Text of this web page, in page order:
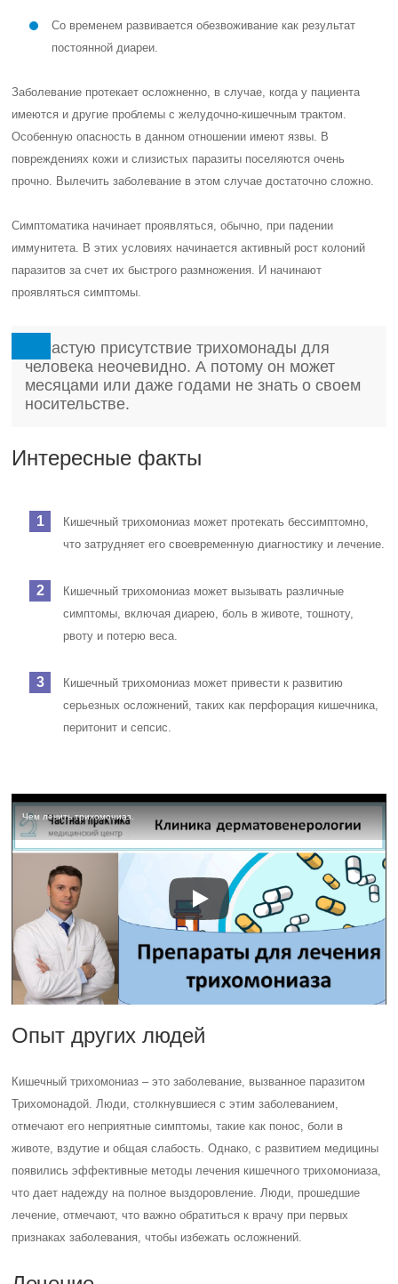
Со временем развивается обезвоживание как результат
постоянной диареи.
Заболевание протекает осложненно, в случае, когда у пациента
имеются и другие проблемы с желудочно-кишечным трактом.
Особенную опасность в данном отношении имеют язвы. В
повреждениях кожи и слизистых паразиты поселяются очень
прочно. Вылечить заболевание в этом случае достаточно сложно.
Симптоматика начинает проявляться, обычно, при падении
иммунитета. В этих условиях начинается активный рост колоний
паразитов за счет их быстрого размножения. И начинают
проявляться симптомы.
Зачастую присутствие трихомонады для
человека неочевидно. А потому он может
месяцами или даже годами не знать о своем
носительстве.
Интересные факты
Кишечный трихомониаз может протекать бессимптомно,
что затрудняет его своевременную диагностику и лечение.
Кишечный трихомониаз может вызывать различные
симптомы, включая диарею, боль в животе, тошноту,
рвоту и потерю веса.
Кишечный трихомониаз может привести к развитию
серьезных осложнений, таких как перфорация кишечника,
перитонит и сепсис.
Чем лечить трихомониаз.
Опыт других людей
Кишечный трихомониаз – это заболевание, вызванное паразитом
Трихомонадой. Люди, столкнувшиеся с этим заболеванием,
отмечают его неприятные симптомы, такие как понос, боли в
животе, вздутие и общая слабость. Однако, с развитием медицины
появились эффективные методы лечения кишечного трихомониаза,
что дает надежду на полное выздоровление. Люди, прошедшие
лечение, отмечают, что важно обратиться к врачу при первых
признаках заболевания, чтобы избежать осложнений.